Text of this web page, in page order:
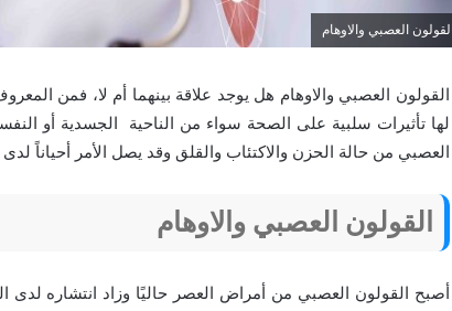
القولون العصبي والاوهام
القولون العصبي والاوهام هل يوجد علاقة بينهما أم لا، فمن
لها تأثيرات سلبية على الصحة سواء من الناحية الجسدية أو
العصبي من حالة الحزن والاكتئاب والقلق وقد يصل الأمر أحياناً
القولون العصبي والاوهام
أصبح القولون العصبي من أمراض العصر حاليًا وزاد انتشاره